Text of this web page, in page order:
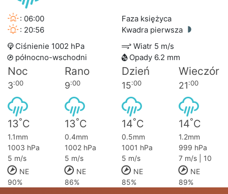
: 06:00
: 20:56
Faza księżyca
Kwadra pierwsza
Ciśnienie 1002 hPa
Wiatr 5 m/s
północno-wschodni
Opady 6.2 mm
Noc Rano Dzień Wieczór
3:00 9:00 15:00 21:00
13°C 13°C 14°C 14°C
1.1mm 0.4mm 0.5mm
1.2mm
1003 hPa
1002 hPa 1001 hPa
999 hPa
5 m/s
5 m/s 5 m/s
7 m/s | 10
NE
NE NE
NE
90%
86% 85% 89%